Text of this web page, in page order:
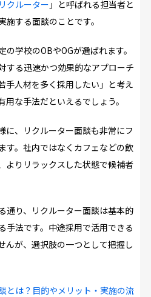
クルーター 」と呼ばれる担当者と
する面談のことです。
学校のOBやOGが選ばれます。
する迅速かつ効果的なアプローチ
手人材を多く採用したい」と考え
な手法だといえるでしょう。
に、リクルーター面談も非常にフ
す。社内ではなくカフェなどの飲
よりリラックスした状態で候補者
通り、リクルーター面談は基本的
手法です。中途採用で活用できる
んが、選択肢の一つとして把握し
とは？目的やメリット・実施の流